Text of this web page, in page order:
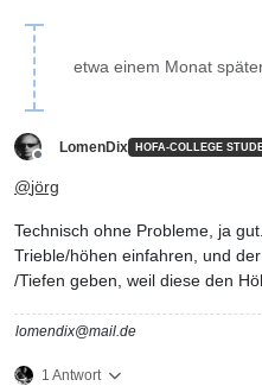
etwa einem Monat
LomenDix HOFA-COLLEGE
@jörg
Technisch ohne Probleme, ja
Trieble/höhen einfahren, und
/Tiefen geben, weil diese den
lomendix@mail.de
1 Antwort